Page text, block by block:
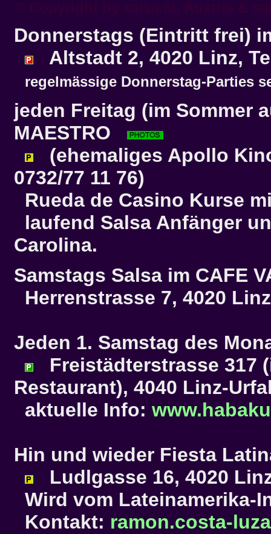
Donnerstags (Eintritt frei)
Altstadt 2, 4020 Linz,
regelmässige Donnerstag-Parties
jeden Freitag (im Sommer
MAESTRO
(ehemaliges Apollo
0732/77 11 76)
Rueda de Casino Kurse
laufend Salsa Anfänger
Carolina.
Samstags Salsa im CAFE
Herrenstrasse 7, 4020 Linz
Jeden 1. Samstag des
Freistädterstrasse 317
Restaurant), 4040 Linz-
aktuelle Info:
Hin und wieder Fiesta
Ludlgasse 16, 4020
Wird vom Lateinamerika-
Kontakt: ramon.costa-